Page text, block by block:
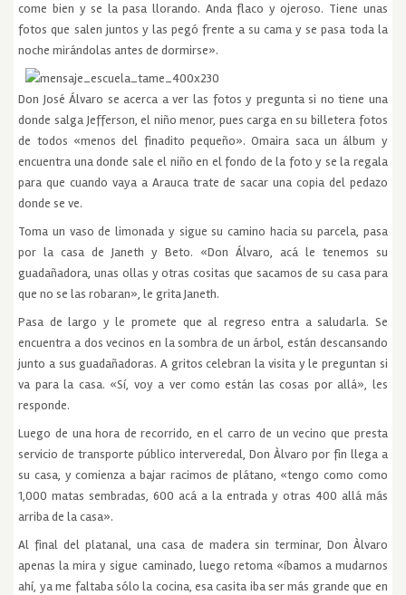
come bien y se la pasa llorando. Anda flaco y ojeroso. Tiene unas
fotos que salen juntos y las pegó frente a su cama y se pasa toda la
noche mirándolas antes de dormirse».
Don José Álvaro se acerca a ver las fotos y pregunta si no tiene una
donde salga Jefferson, el niño menor, pues carga en su billetera fotos
de todos «menos del finadito pequeño». Omaira saca un álbum y
encuentra una donde sale el niño en el fondo de la foto y se la regala
para que cuando vaya a Arauca trate de sacar una copia del pedazo
donde se ve.
Toma un vaso de limonada y sigue su camino hacia su parcela, pasa
por la casa de Janeth y Beto. «Don Álvaro, acá le tenemos su
guadañadora, unas ollas y otras cositas que sacamos de su casa para
que no se las robaran», le grita Janeth.
Pasa de largo y le promete que al regreso entra a saludarla. Se
encuentra a dos vecinos en la sombra de un árbol, están descansando
junto a sus guadañadoras. A gritos celebran la visita y le preguntan si
va para la casa. «Sí, voy a ver como están las cosas por allá», les
responde.
Luego de una hora de recorrido, en el carro de un vecino que presta
servicio de transporte público interveredal, Don Àlvaro por fin llega a
su casa, y comienza a bajar racimos de plátano, «tengo como como
1,000 matas sembradas, 600 acá a la entrada y otras 400 allá más
arriba de la casa».
Al final del platanal, una casa de madera sin terminar, Don Àlvaro
apenas la mira y sigue caminado, luego retoma «íbamos a mudarnos
ahí, ya me faltaba sólo la cocina, esa casita iba ser más grande que en